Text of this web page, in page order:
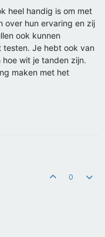
heel handig is om met
over hun ervaring en zij
ook kunnen
Je hebt ook van
wit je tanden zijn.
maken met het
0